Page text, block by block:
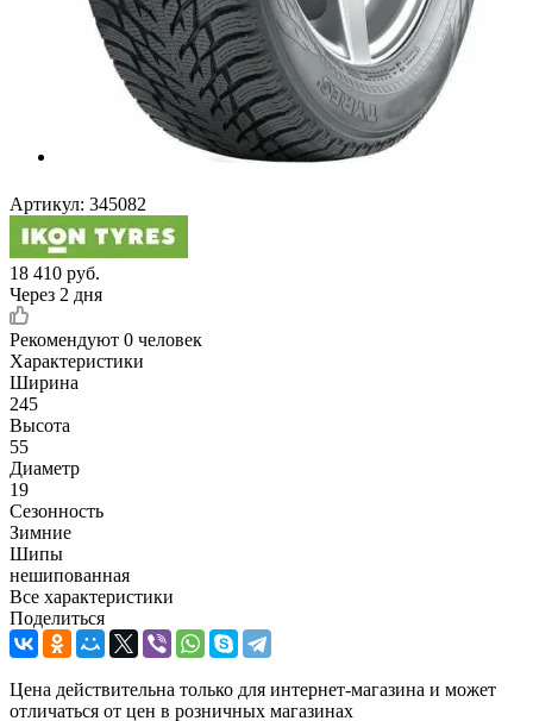
Артикул: 345082
18 410 руб.
Через 2 дня
Рекомендуют 0 человек
Характеристики
Ширина
245
Высота
55
Диаметр
19
Сезонность
Зимние
Шипы
нешипованная
Все характеристики
Поделиться
Цена действительна только для интернет-магазина и может
отличаться от цен в розничных магазинах